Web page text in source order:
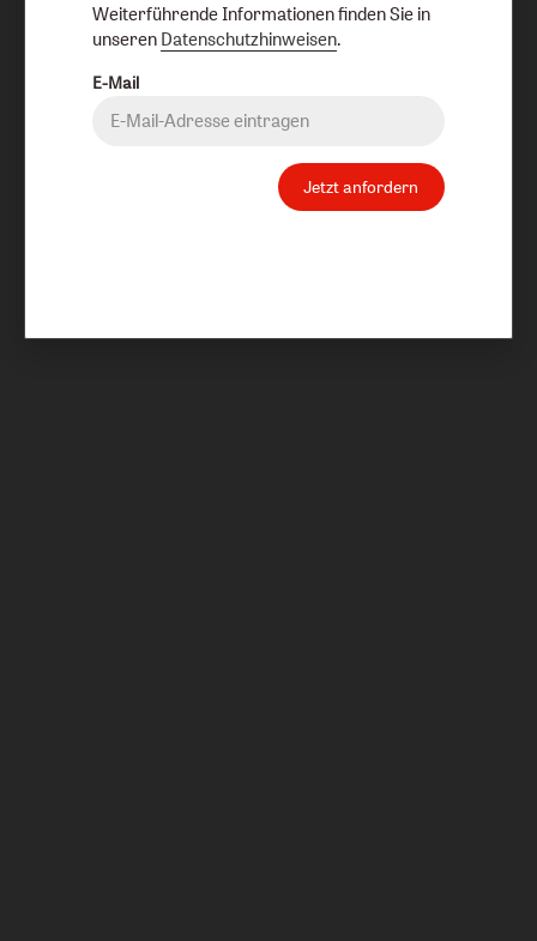
Weiterführende Informationen finden Sie in
unseren Datenschutzhinweisen.
E-Mail
Jetzt anfordern